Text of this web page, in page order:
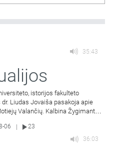
35:43
istorijos fakulteto
Liudas Jovaiša pasakoja apie
Valančių. Kalbina Žygimantas
06
23
36:03